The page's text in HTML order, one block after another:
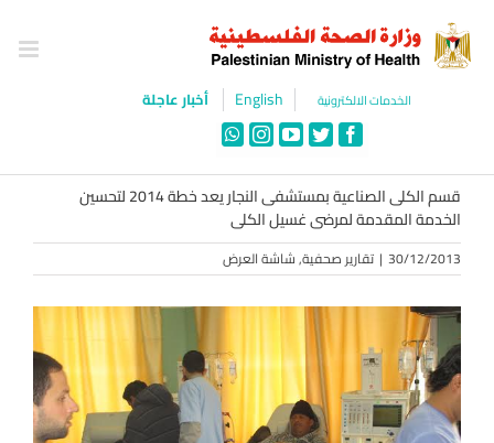
content
الخدمات الالكترونية English أخبار عاجلة
Facebook
Twitter
YouTube
Instagram
WhatsApp
قسم الكلى الصناعية بمستشفى النجار يعد خطة 2014 لتحسين
الخدمة المقدمة لمرضى غسيل الكلى
30/12/2013
| تقارير صحفية,شاشة العرض